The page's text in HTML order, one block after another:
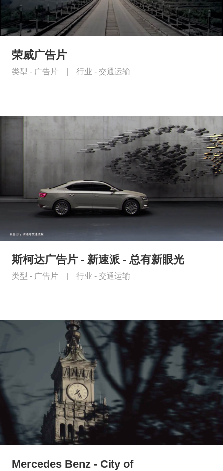
荣威广告片
类型 - 广告片 行业 - 交通运输
斯柯达广告片 - 新速派 - 总有新眼光
类型 - 广告片 行业 - 交通运输
Mercedes Benz - City of